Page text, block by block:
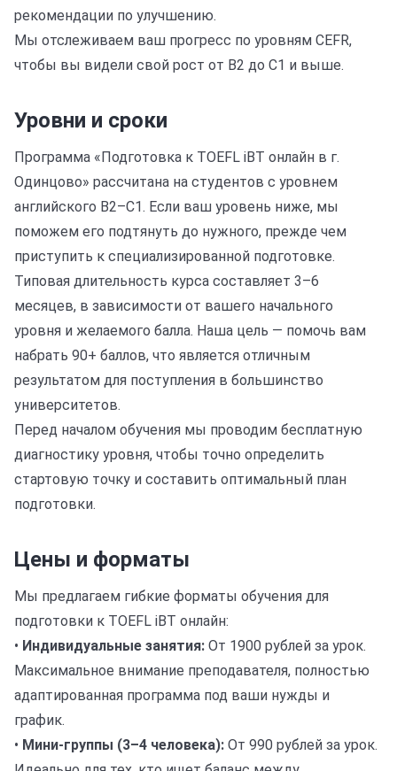
рекомендации по улучшению.
Мы отслеживаем ваш прогресс по уровням CEFR,
чтобы вы видели свой рост от B2 до C1 и выше.
Уровни и сроки
Программа «Подготовка к TOEFL iBT онлайн в г.
Одинцово» рассчитана на студентов с уровнем
английского B2–C1. Если ваш уровень ниже, мы
поможем его подтянуть до нужного, прежде чем
приступить к специализированной подготовке.
Типовая длительность курса составляет 3–6
месяцев, в зависимости от вашего начального
уровня и желаемого балла. Наша цель — помочь вам
набрать 90+ баллов, что является отличным
результатом для поступления в большинство
университетов.
Перед началом обучения мы проводим бесплатную
диагностику уровня, чтобы точно определить
стартовую точку и составить оптимальный план
подготовки.
Цены и форматы
Мы предлагаем гибкие форматы обучения для
подготовки к TOEFL iBT онлайн:
• Индивидуальные занятия: От 1900 рублей за урок.
Максимальное внимание преподавателя, полностью
адаптированная программа под ваши нужды и
график.
• Мини-группы (3–4 человека): От 990 рублей за урок.